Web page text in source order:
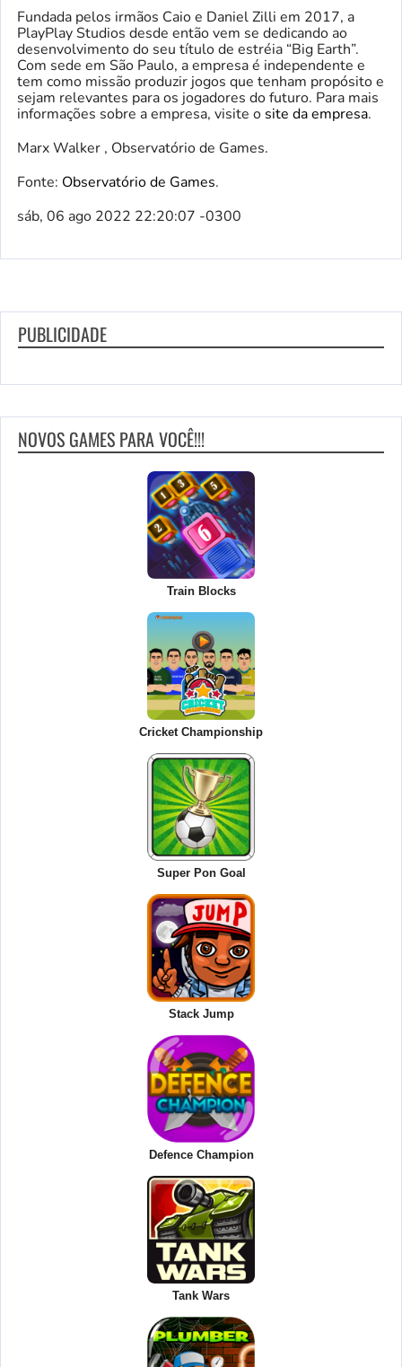
Fundada pelos irmãos Caio e Daniel Zilli em 2017, a
PlayPlay Studios desde então vem se dedicando ao
desenvolvimento do seu título de estréia “Big Earth”.
Com sede em São Paulo, a empresa é independente e
tem como missão produzir jogos que tenham propósito e
sejam relevantes para os jogadores do futuro. Para mais
informações sobre a empresa, visite o site da empresa.
Marx Walker , Observatório de Games.
Fonte: Observatório de Games.
sáb, 06 ago 2022 22:20:07 -0300
PUBLICIDADE
NOVOS GAMES PARA VOCÊ!!!
Train Blocks
Cricket Championship
Super Pon Goal
Stack Jump
Defence Champion
Tank Wars